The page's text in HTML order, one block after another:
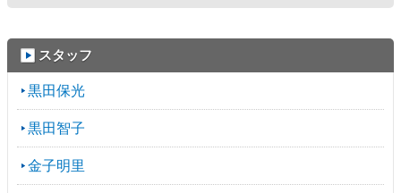
スタッフ
黒田保光
黒田智子
金子明里